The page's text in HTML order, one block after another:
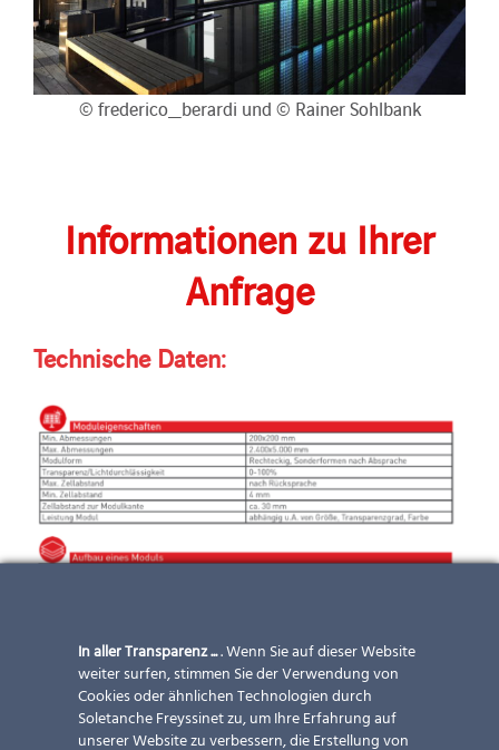
© frederico_berardi und © Rainer Sohlbank
Informationen zu Ihrer
Anfrage
Technische Daten:
In aller Transparenz .... Wenn Sie auf dieser Website
weiter surfen, stimmen Sie der Verwendung von
Cookies oder ähnlichen Technologien durch
Soletanche Freyssinet zu, um Ihre Erfahrung auf
unserer Website zu verbessern, die Erstellung von